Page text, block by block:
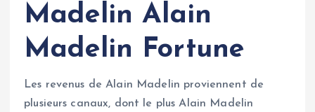
Madelin Alain
Madelin Fortune
Les revenus de Alain Madelin proviennent de
plusieurs canaux, dont le plus Alain Madelin